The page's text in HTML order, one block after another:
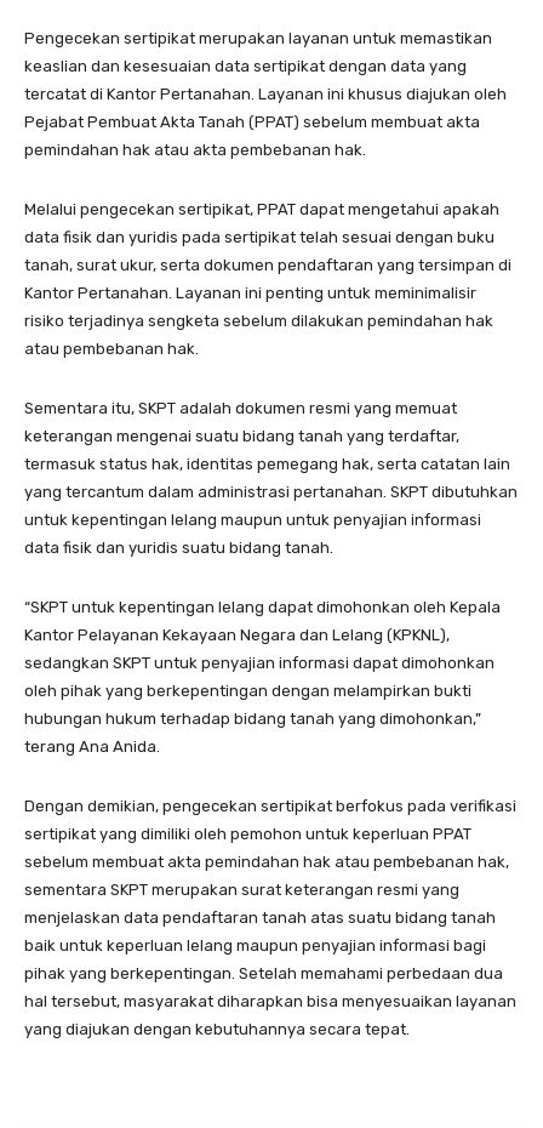
Pengecekan sertipikat merupakan layanan untuk memastikan
keaslian dan kesesuaian data sertipikat dengan data yang
tercatat di Kantor Pertanahan. Layanan ini khusus diajukan oleh
Pejabat Pembuat Akta Tanah (PPAT) sebelum membuat akta
pemindahan hak atau akta pembebanan hak.
Melalui pengecekan sertipikat, PPAT dapat mengetahui apakah
data fisik dan yuridis pada sertipikat telah sesuai dengan buku
tanah, surat ukur, serta dokumen pendaftaran yang tersimpan di
Kantor Pertanahan. Layanan ini penting untuk meminimalisir
risiko terjadinya sengketa sebelum dilakukan pemindahan hak
atau pembebanan hak.
Sementara itu, SKPT adalah dokumen resmi yang memuat
keterangan mengenai suatu bidang tanah yang terdaftar,
termasuk status hak, identitas pemegang hak, serta catatan lain
yang tercantum dalam administrasi pertanahan. SKPT dibutuhkan
untuk kepentingan lelang maupun untuk penyajian informasi
data fisik dan yuridis suatu bidang tanah.
“SKPT untuk kepentingan lelang dapat dimohonkan oleh Kepala
Kantor Pelayanan Kekayaan Negara dan Lelang (KPKNL),
sedangkan SKPT untuk penyajian informasi dapat dimohonkan
oleh pihak yang berkepentingan dengan melampirkan bukti
hubungan hukum terhadap bidang tanah yang dimohonkan,”
terang Ana Anida.
Dengan demikian, pengecekan sertipikat berfokus pada verifikasi
sertipikat yang dimiliki oleh pemohon untuk keperluan PPAT
sebelum membuat akta pemindahan hak atau pembebanan hak,
sementara SKPT merupakan surat keterangan resmi yang
menjelaskan data pendaftaran tanah atas suatu bidang tanah
baik untuk keperluan lelang maupun penyajian informasi bagi
pihak yang berkepentingan. Setelah memahami perbedaan dua
hal tersebut, masyarakat diharapkan bisa menyesuaikan layanan
yang diajukan dengan kebutuhannya secara tepat.